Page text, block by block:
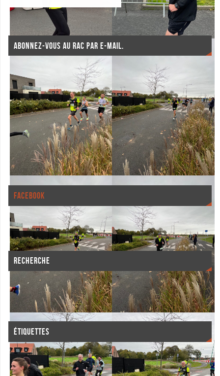
ABONNEZ-VOUS AU RAC PAR E-MAIL.
Saisissez votre adresse e-mail pour vous abonner à ce blog et recevoir
une notification de chaque nouvel article par e-mail.
J’accepte lesconditions d’utilisation et la politique de
confidentialité
Abonnez-vous
Rejoignez les 732 autres abonnés
FACEBOOK
RECHERCHE
ÉTIQUETTES
5km10 KM10km100kmAG AQUAGYM aquathlon
bray-dunesbruantsCOURSE A PIEDcrosscyclisme